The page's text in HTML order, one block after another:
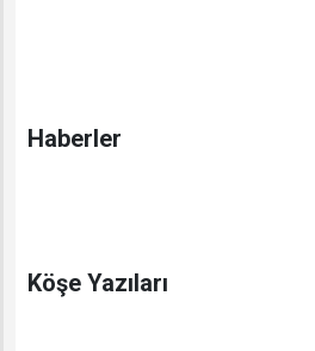
Haberler
Köşe Yazıları